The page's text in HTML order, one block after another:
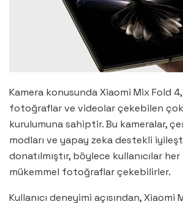
Kamera konusunda Xiaomi Mix Fold
fotoğraflar ve videolar çekebilen
kurulumuna sahiptir. Bu kameralar,
modları ve yapay zeka destekli
donatılmıştır, böylece kullanıcılar
mükemmel fotoğraflar çekebilirler.
Kullanıcı deneyimi açısından, Xiaomi